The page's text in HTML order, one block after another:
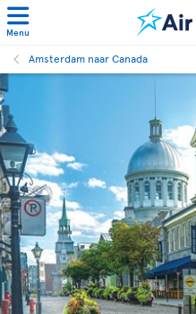
Menu
Amsterdam naar Canada